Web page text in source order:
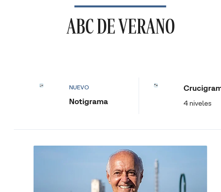
ABC DE VERANO
NUEVO
Notigrama 4 niveles